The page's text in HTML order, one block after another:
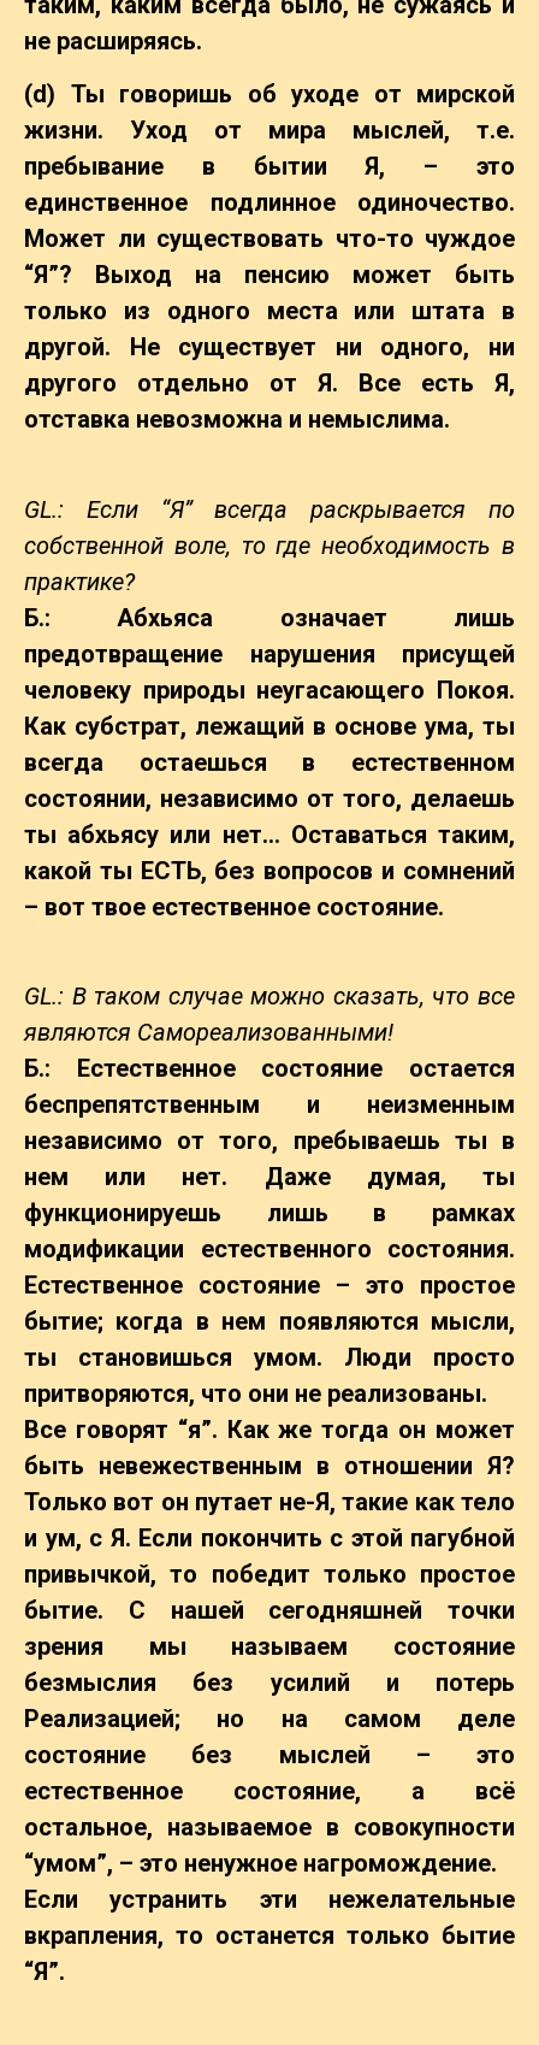
не расширяясь.
(d) Ты говоришь об уходе от мирской
жизни. Уход от мира мыслей, т.е.
пребывание в бытии Я, – это
единственное подлинное одиночество.
Может ли существовать что-то чуждое
“Я”? Выход на пенсию может быть
только из одного места или штата в
другой. Не существует ни одного, ни
другого отдельно от Я. Все есть Я,
отставка невозможна и немыслима.
GL.: Если “Я” всегда раскрывается по
собственной воле, то где необходимость в
практике?
Б.: Абхьяса означает лишь
предотвращение нарушения присущей
человеку природы неугасающего Покоя.
Как субстрат, лежащий в основе ума, ты
всегда остаешься в естественном
состоянии, независимо от того, делаешь
ты абхьясу или нет… Оставаться таким,
какой ты ЕСТЬ, без вопросов и сомнений
– вот твое естественное состояние.
GL.: В таком случае можно сказать, что все
являются Самореализованными!
Б.: Естественное состояние остается
беспрепятственным и неизменным
независимо от того, пребываешь ты в
нем или нет. Даже думая, ты
функционируешь лишь в рамках
модификации естественного состояния.
Естественное состояние – это простое
бытие; когда в нем появляются мысли,
ты становишься умом. Люди просто
притворяются, что они не реализованы.
Все говорят “я”. Как же тогда он может
быть невежественным в отношении Я?
Только вот он путает не-Я, такие как тело
и ум, с Я. Если покончить с этой пагубной
привычкой, то победит только простое
бытие. С нашей сегодняшней точки
зрения мы называем состояние
безмыслия без усилий и потерь
Реализацией; но на самом деле
состояние без мыслей – это
естественное состояние, а всё
остальное, называемое в совокупности
“умом”, – это ненужное нагромождение.
Если устранить эти нежелательные
вкрапления, то останется только бытие
“Я”.